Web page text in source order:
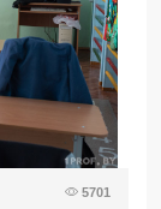
5701